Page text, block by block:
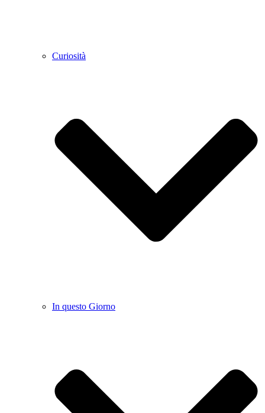
Curiosità
In questo Giorno